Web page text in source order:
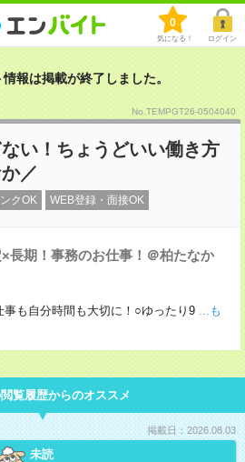
0
気になる！ ログイン
報は掲載が終了しました。
No.TEMPGT26-0504040
い！ちょうどいい働き方
／
クOK WEB登録・面接OK
×長期！事務のお仕事！＠柏たなか
も自分時間も大切に！○ゆったり9 ...も
覧履歴からのオススメ
掲載日：2026.08.03
未読